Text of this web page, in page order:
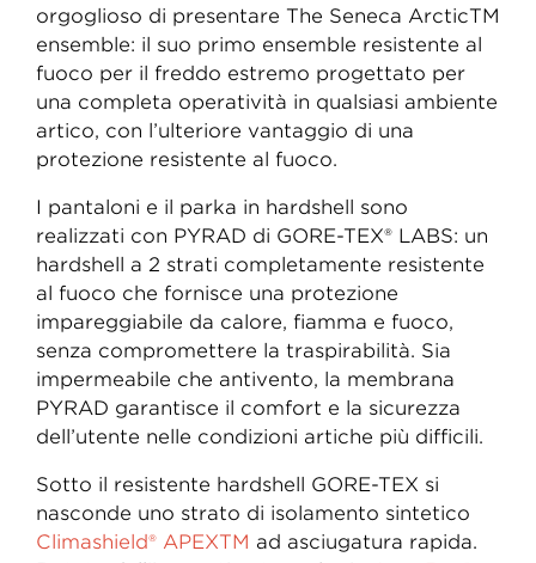
orgoglioso di presentare The Seneca ArcticTM
ensemble: il suo primo ensemble resistente al
fuoco per il freddo estremo progettato per
una completa operatività in qualsiasi ambiente
artico, con l’ulteriore vantaggio di una
protezione resistente al fuoco.
I pantaloni e il parka in hardshell sono
realizzati con PYRAD di GORE-TEX® LABS: un
hardshell a 2 strati completamente resistente
al fuoco che fornisce una protezione
impareggiabile da calore, fiamma e fuoco,
senza compromettere la traspirabilità. Sia
impermeabile che antivento, la membrana
PYRAD garantisce il comfort e la sicurezza
dell’utente nelle condizioni artiche più difficili.
Sotto il resistente hardshell GORE-TEX si
nasconde uno strato di isolamento sintetico
Climashield® APEXTM ad asciugatura rapida.